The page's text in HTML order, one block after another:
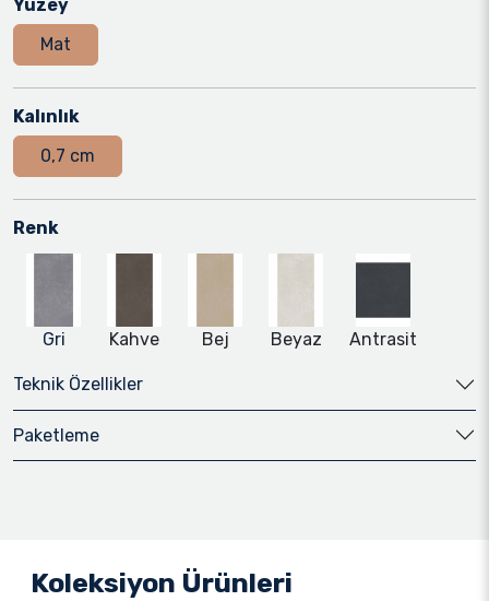
Yüzey
Mat
Kalınlık
0,7 cm
Renk
Gri Kahve Bej Beyaz Antrasit
Teknik Özellikler
Paketleme
Koleksiyon Ürünleri